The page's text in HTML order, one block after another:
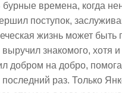
бурные времена, когда
поступок,
жизнь может
знакомого, хотя и
добром на добро,
раз. Только